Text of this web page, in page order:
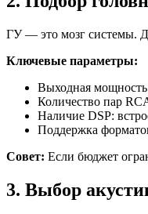
ГУ — это мозг системы.
Ключевые параметры:
Выходная
Количество пар
Наличие DSP:
Поддержка
Совет: Если бюджет
3. Выбор